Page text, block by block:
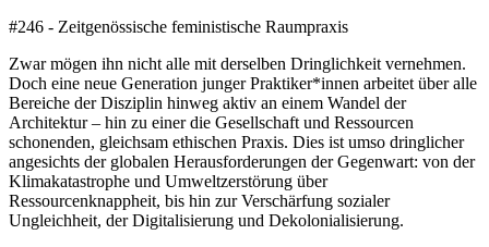
#246 - Zeitgenössische feministische Raumpraxis
Zwar mögen ihn nicht alle mit derselben Dringlichkeit vernehmen.
Doch eine neue Generation junger Praktiker­*innen arbeitet über alle
Bereiche der Disziplin hinweg aktiv an einem Wandel der
Architektur – hin zu einer die Gesellschaft und Ressourcen
schonenden, gleichsam ethischen Praxis. Dies ist umso dringlicher
angesichts der globalen Herausforderungen der Gegenwart: von der
Klimakatastrophe und Umweltzerstörung über
Ressourcenknappheit, bis hin zur Verschärfung sozialer
Ungleichheit, der Digitalisierung und Dekolonialisierung.